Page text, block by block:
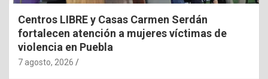
Centros LIBRE y Casas Carmen Serdán
fortalecen atención a mujeres víctimas de
violencia en Puebla
7 agosto, 2026